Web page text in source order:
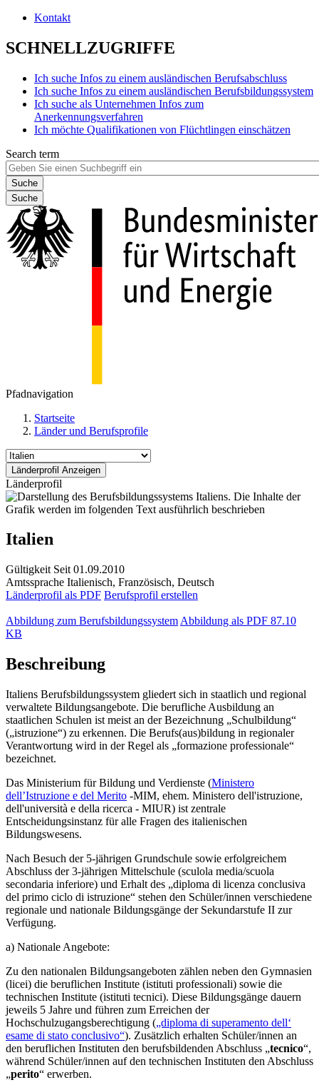
Kontakt
SCHNELLZUGRIFFE
Ich suche Infos zu einem ausländischen Berufsabschluss
Ich suche Infos zu einem ausländischen Berufsbildungssystem
Ich suche als Unternehmen Infos zum
Anerkennungsverfahren
Ich möchte Qualifikationen von Flüchtlingen einschätzen
Search term
Suche
Pfadnavigation
Startseite
Länder und Berufsprofile
Länderprofil
Italien
Gültigkeit Seit 01.09.2010
Amtssprache Italienisch, Französisch, Deutsch
Länderprofil als PDF Berufsprofil erstellen
Abbildung zum Berufsbildungssystem Abbildung als PDF 87.10
KB
Beschreibung
Italiens Berufsbildungssystem gliedert sich in staatlich und regional
verwaltete Bildungsangebote. Die berufliche Ausbildung an
staatlichen Schulen ist meist an der Bezeichnung „Schulbildung“
(„istruzione“) zu erkennen. Die Berufs(aus)bildung in regionaler
Verantwortung wird in der Regel als „formazione professionale“
bezeichnet.
Das Ministerium für Bildung und Verdienste (Ministero
dell’Istruzione e del Merito -MIM, ehem. Ministero dell'istruzione,
dell'università e della ricerca - MIUR) ist zentrale
Entscheidungsinstanz für alle Fragen des italienischen
Bildungswesens.
Nach Besuch der 5-jährigen Grundschule sowie erfolgreichem
Abschluss der 3-jährigen Mittelschule (sculola media/scuola
secondaria inferiore) und Erhalt des „diploma di licenza conclusiva
del primo ciclo di istruzione“ stehen den Schüler/innen verschiedene
regionale und nationale Bildungsgänge der Sekundarstufe II zur
Verfügung.
a) Nationale Angebote:
Zu den nationalen Bildungsangeboten zählen neben den Gymnasien
(licei) die beruflichen Institute (istituti professionali) sowie die
technischen Institute (istituti tecnici). Diese Bildungsgänge dauern
jeweils 5 Jahre und führen zum Erreichen der
Hochschulzugangsberechtigung („diploma di superamento dell‘
esame di stato conclusivo“). Zusätzlich erhalten Schüler/innen an
den beruflichen Instituten den berufsbildenden Abschluss „tecnico“,
während Schüler/innen auf den technischen Instituten den Abschluss
„perito“ erwerben.